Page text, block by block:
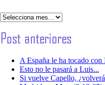
A España le ha tocado
Esto no le pasará a Luis...
Si vuelve Capello,